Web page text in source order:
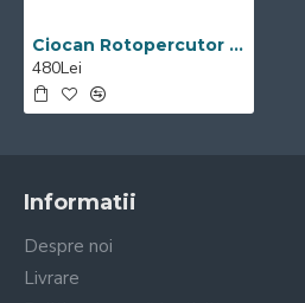
Ciocan Rotopercutor Visoli
480Lei
Informatii
Despre noi
Livrare